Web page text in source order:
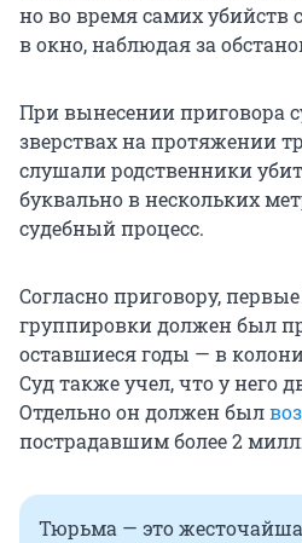
но во время самих убийств
в окно, наблюдая за
При вынесении приговора
зверствах на протяжении
слушали родственники
буквально в нескольких
судебный процесс.
Согласно приговору, первые
группировки должен был
оставшиеся годы — в
Суд также учел, что у него
Отдельно он должен был
пострадавшим более 2
Тюрьма — это